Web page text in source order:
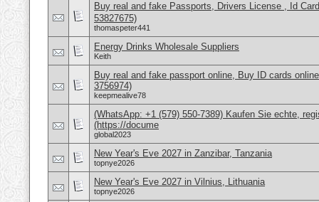
Buy real and fake Passports, Drivers License , Id
53827675)
thomaspeter441
Energy Drinks Wholesale Suppliers
Keith
Buy real and fake passport online, Buy ID cards
3756974)
keepmealive78
(WhatsApp: +1 (579) 550-7389) Kaufen Sie echte,
(https://docume
global2023
New Year's Eve 2027 in Zanzibar, Tanzania
topnye2026
New Year's Eve 2027 in Vilnius, Lithuania
topnye2026